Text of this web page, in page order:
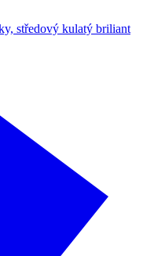
středový kulatý briliant